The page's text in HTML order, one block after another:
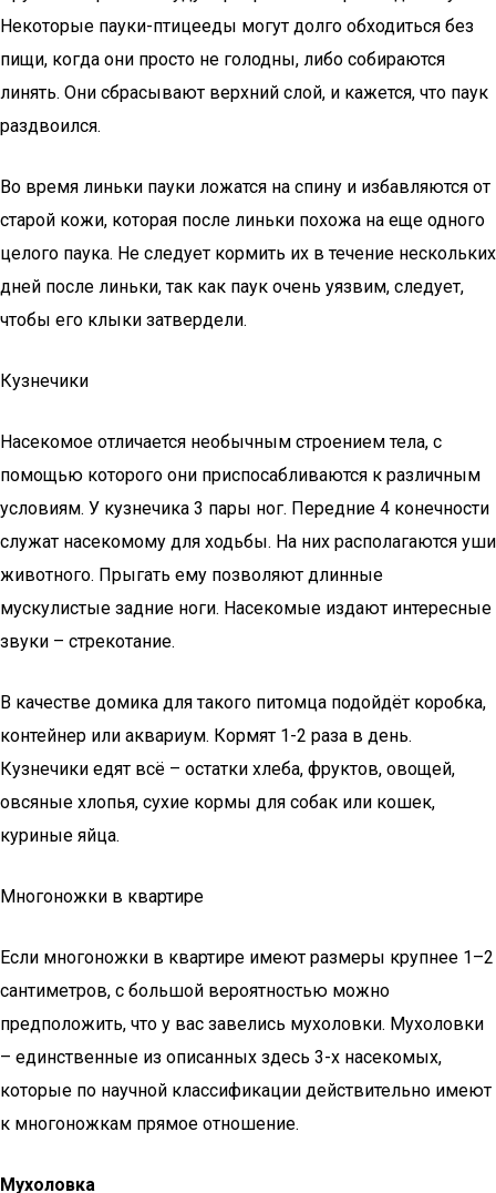
Некоторые пауки-птицееды могут долго обходиться без
пищи, когда они просто не голодны, либо собираются
линять. Они сбрасывают верхний слой, и кажется, что паук
раздвоился.
Во время линьки пауки ложатся на спину и избавляются от
старой кожи, которая после линьки похожа на еще одного
целого паука. Не следует кормить их в течение нескольких
дней после линьки, так как паук очень уязвим, следует,
чтобы его клыки затвердели.
Кузнечики
Насекомое отличается необычным строением тела, с
помощью которого они приспосабливаются к различным
условиям. У кузнечика 3 пары ног. Передние 4 конечности
служат насекомому для ходьбы. На них располагаются уши
животного. Прыгать ему позволяют длинные
мускулистые задние ноги. Насекомые издают интересные
звуки – стрекотание.
В качестве домика для такого питомца подойдёт коробка,
контейнер или аквариум. Кормят 1-2 раза в день.
Кузнечики едят всё – остатки хлеба, фруктов, овощей,
овсяные хлопья, сухие кормы для собак или кошек,
куриные яйца.
Многоножки в квартире
Если многоножки в квартире имеют размеры крупнее 1–2
сантиметров, с большой вероятностью можно
предположить, что у вас завелись мухоловки. Мухоловки
– единственные из описанных здесь 3-х насекомых,
которые по научной классификации действительно имеют
к многоножкам прямое отношение.
Мухоловка